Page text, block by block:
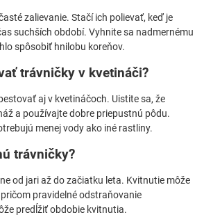
zalievanie. Stačí ich polievať, keď je
suchších období. Vyhnite sa nadmernému
spôsobiť hnilobu koreňov.
trávničky v kvetináči?
aj v kvetináčoch. Uistite sa, že
a používajte dobre priepustnú pôdu.
menej vody ako iné rastliny.
trávničky?
od jari až do začiatku leta. Kvitnutie môže
pravidelné odstraňovanie
predĺžiť obdobie kvitnutia.